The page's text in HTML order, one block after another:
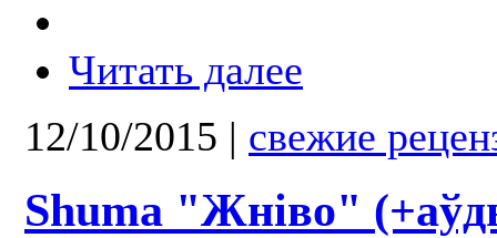
Читать далее
12/10/2015 | свежие
Shuma "Жніво"